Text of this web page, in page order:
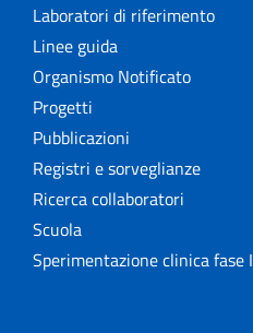
Laboratori di riferimento
Linee guida
Organismo Notificato
Progetti
Pubblicazioni
Registri e sorveglianze
Ricerca collaboratori
Scuola
Sperimentazione clinica fase I